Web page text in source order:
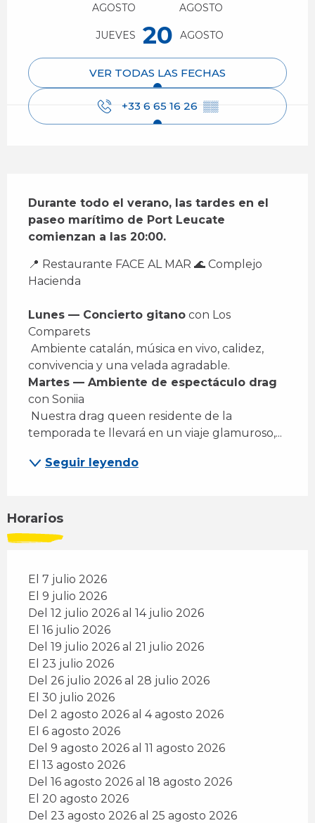
AGOSTO AGOSTO
JUEVES 20 AGOSTO
VER TODAS LAS FECHAS
+33 6 65 16 26 ▒▒
Durante todo el verano, las tardes en el
paseo marítimo de Port Leucate
comienzan a las 20:00.
📍 Restaurante FACE AL MAR 🌊 Complejo
Hacienda
Lunes — Concierto gitano con Los
Comparets
convivencia y una velada agradable.
Martes — Ambiente de espectáculo drag
con Soniia
temporada te llevará en un viaje glamuroso,...
Seguir leyendo
Horarios
El 7 julio 2026
El 9 julio 2026
Del 12 julio 2026 al 14 julio 2026
El 16 julio 2026
Del 19 julio 2026 al 21 julio 2026
El 23 julio 2026
Del 26 julio 2026 al 28 julio 2026
El 30 julio 2026
Del 2 agosto 2026 al 4 agosto 2026
El 6 agosto 2026
Del 9 agosto 2026 al 11 agosto 2026
El 13 agosto 2026
Del 16 agosto 2026 al 18 agosto 2026
El 20 agosto 2026
Del 23 agosto 2026 al 25 agosto 2026